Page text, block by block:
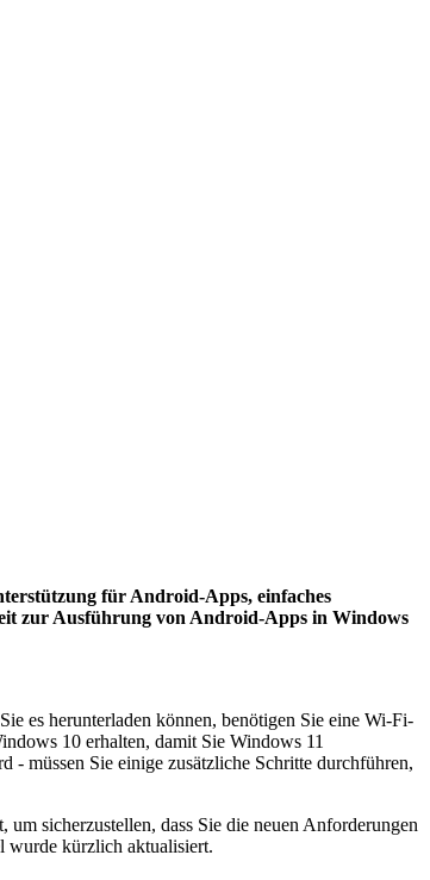
für Android-Apps, einfaches
zur Ausführung von Android-Apps in Windows
es herunterladen können, benötigen Sie eine Wi-Fi-
10 erhalten, damit Sie Windows 11
müssen Sie einige zusätzliche Schritte durchführen,
um sicherzustellen, dass Sie die neuen Anforderungen
wurde kürzlich aktualisiert.